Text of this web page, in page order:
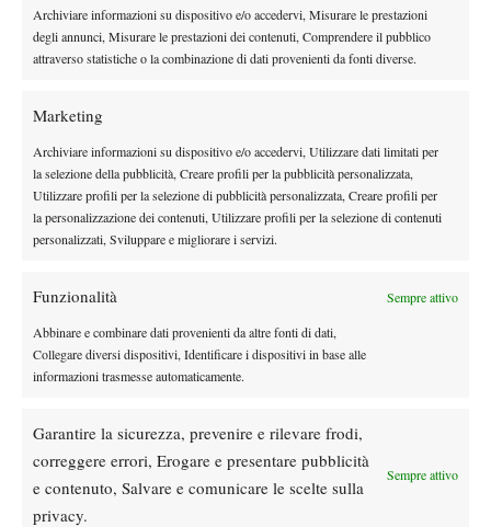
Archiviare informazioni su dispositivo e/o accedervi, Misurare le prestazioni
degli annunci, Misurare le prestazioni dei contenuti, Comprendere il pubblico
attraverso statistiche o la combinazione di dati provenienti da fonti diverse.
Marketing
Archiviare informazioni su dispositivo e/o accedervi, Utilizzare dati limitati per
la selezione della pubblicità, Creare profili per la pubblicità personalizzata,
Utilizzare profili per la selezione di pubblicità personalizzata, Creare profili per
la personalizzazione dei contenuti, Utilizzare profili per la selezione di contenuti
personalizzati, Sviluppare e migliorare i servizi.
Funzionalità Sempre attivo
Abbinare e combinare dati provenienti da altre fonti di dati,
Collegare diversi dispositivi, Identificare i dispositivi in base alle
informazioni trasmesse automaticamente.
Garantire la sicurezza, prevenire e rilevare frodi,
correggere errori, Erogare e presentare pubblicità
e contenuto, Salvare e comunicare le scelte sulla
privacy.
Sempre attivo
Devi essereconnessoper inviare un commento.
Pioggia a Montreal: Nakashima-
Rinderknech interrotta, slittano anche
Jodar-Lehecka e Fils-Norrie
News
ottiene il secondo quarto di finale 1000
consecutivo
Atp News
Fonseca-Shelton sul centrale e Darderi in
doppio
News